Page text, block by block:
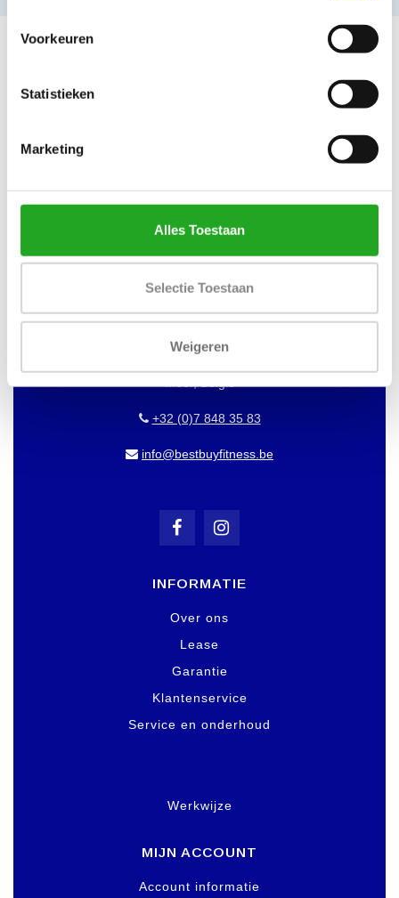
Voorkeuren
Statistieken
Marketing
Alles Toestaan
Selectie Toestaan
Weigeren
Londenstraat 7
Meer, België
+32 (0)7 848 35 83
info@bestbuyfitness.be
INFORMATIE
Over ons
Lease
Garantie
Klantenservice
Service en onderhoud
Werkwijze
MIJN ACCOUNT
Account informatie